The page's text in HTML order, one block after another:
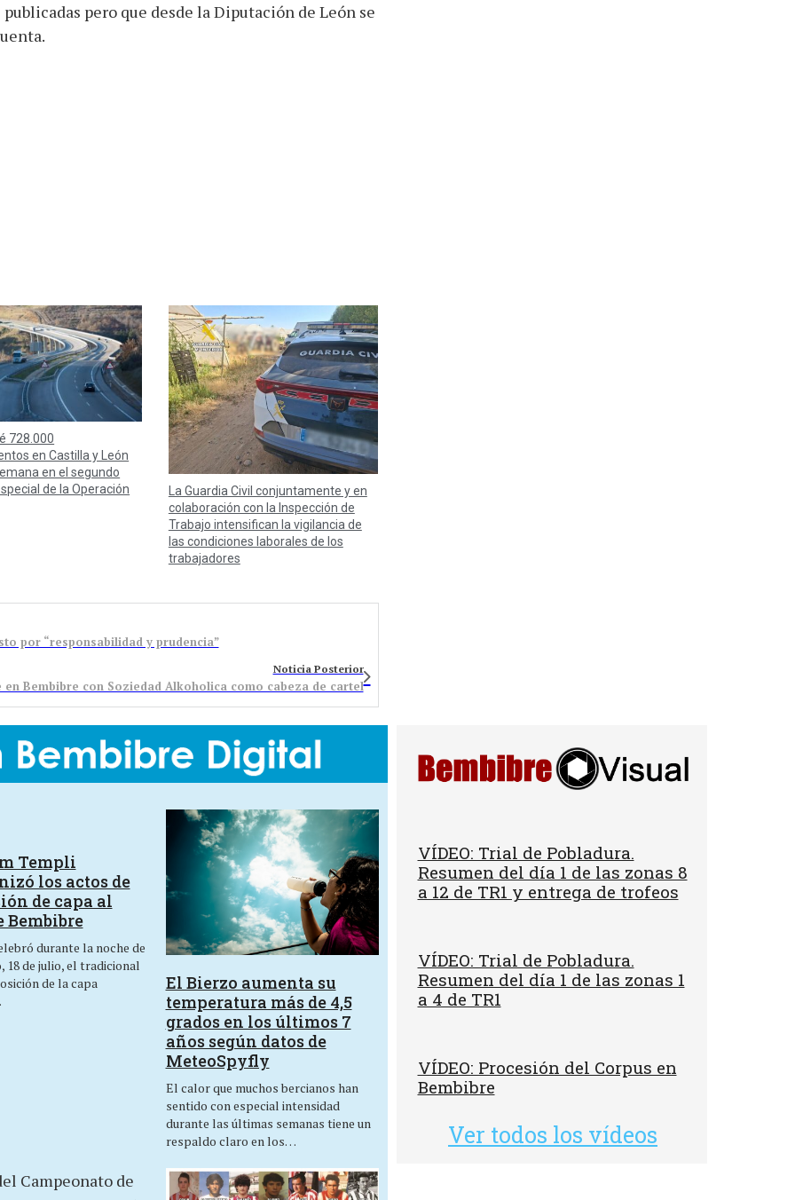
pero que desde la Diputación de León se
728.000
en Castilla y León
en el segundo
de la Operación
La Guardia Civil conjuntamente y en
colaboración con la Inspección de
Trabajo intensifican la vigilancia de
las condiciones laborales de los
trabajadores
por “responsabilidad y prudencia”
Noticia Posterior
en Bembibre con Soziedad Alkoholica como cabeza de cartel
Templi
los actos de
de capa al
Bembibre
durante la noche de
18 de julio, el tradicional
de la capa
El Bierzo aumenta su
temperatura más de 4,5
grados en los últimos 7
años según datos de
MeteoSpyfly
El calor que muchos bercianos han
sentido con especial intensidad
durante las últimas semanas tiene un
respaldo claro en los…
VÍDEO: Trial de Pobladura.
Resumen del día 1 de las zonas 8
a 12 de TR1 y entrega de trofeos
VÍDEO: Trial de Pobladura.
Resumen del día 1 de las zonas 1
a 4 de TR1
VÍDEO: Procesión del Corpus en
Bembibre
Ver todos los vídeos